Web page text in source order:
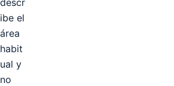
ibe el
área
habit
ual y
no